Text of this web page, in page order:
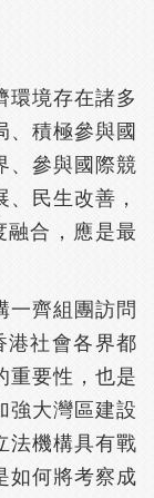
環境存在諸多
、積極參與國
、參與國際競
民生改善，
融合，應是最
一齊組團訪問
港社會各界都
重要性，也是
強大灣區建設
法機構具有戰
如何將考察成